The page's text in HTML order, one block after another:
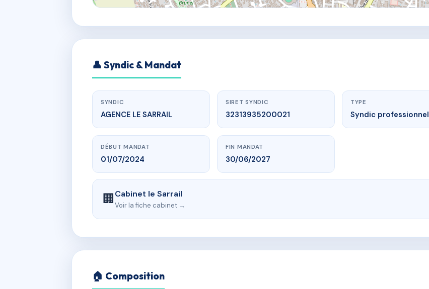
👤 Syndic & Mandat
SYNDIC
AGENCE LE SARRAIL
SIRET SYNDIC
32313935200021
TYPE
Syndic professionnel
DÉBUT MANDAT
01/07/2024
FIN MANDAT
30/06/2027
🏢Cabinet le Sarrail
Voir la fiche cabinet →
🏠 Composition